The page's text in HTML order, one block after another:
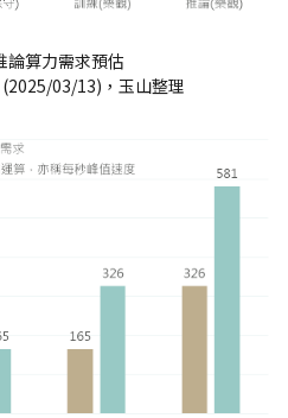
算力需求預估
03/13)，玉山整理